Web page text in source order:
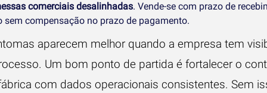
comerciais desalinhadas. Vende-se com prazo de
sem compensação no prazo de pagamento.
aparecem melhor quando a empresa tem
Um bom ponto de partida é fortalecer o
com dados operacionais consistentes. Sem